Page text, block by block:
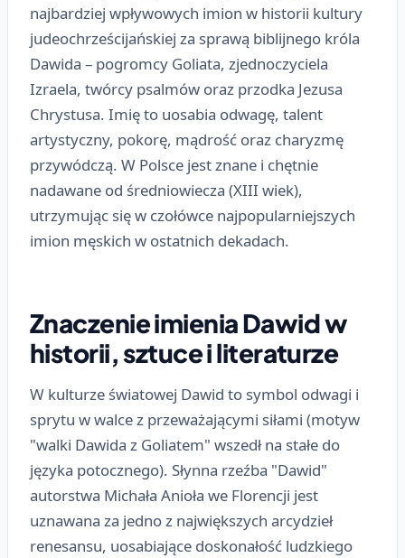
najbardziej wpływowych imion w historii kultury
judeochrześcijańskiej za sprawą biblijnego króla
Dawida – pogromcy Goliata, zjednoczyciela
Izraela, twórcy psalmów oraz przodka Jezusa
Chrystusa. Imię to uosabia odwagę, talent
artystyczny, pokorę, mądrość oraz charyzmę
przywódczą. W Polsce jest znane i chętnie
nadawane od średniowiecza (XIII wiek),
utrzymując się w czołówce najpopularniejszych
imion męskich w ostatnich dekadach.
Znaczenie imienia Dawid w
historii, sztuce i literaturze
W kulturze światowej Dawid to symbol odwagi i
sprytu w walce z przeważającymi siłami (motyw
"walki Dawida z Goliatem" wszedł na stałe do
języka potocznego). Słynna rzeźba "Dawid"
autorstwa Michała Anioła we Florencji jest
uznawana za jedno z największych arcydzieł
renesansu, uosabiające doskonałość ludzkiego